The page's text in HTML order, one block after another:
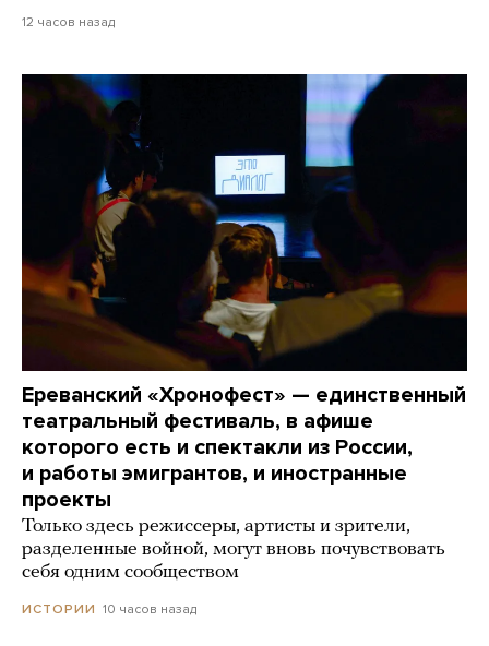
12 часов назад
Ереванский «Хронофест» — единственный
театральный фестиваль, в афише
которого есть и спектакли из России,
и работы эмигрантов, и иностранные
проекты
Только здесь режиссеры, артисты и зрители,
разделенные войной, могут вновь почувствовать
себя одним сообществом
ИСТОРИИ 10 часов назад